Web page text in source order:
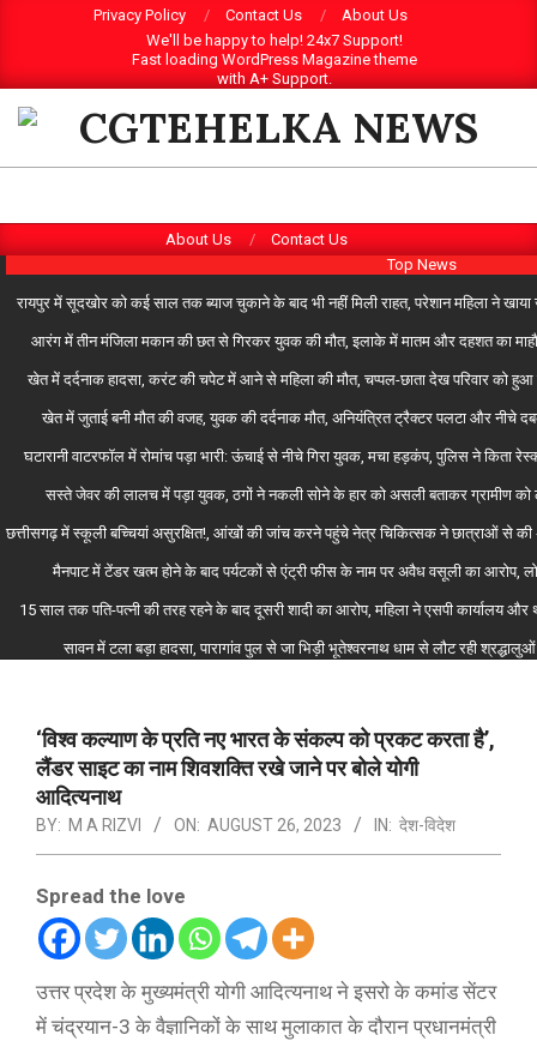
Privacy Policy Contact Us
About Us
We'll be happy to help! 24x7 Support!
Fast loading WordPress Magazine theme
with A+ Support.
CGTEHELKA
Menu
About Us Contact Us
Top News
रायपुर में सूदखोर को कई साल तक ब्याज चुकाने के बाद भी नहीं मिली राहत, परेशान महिला ने
आरंग में तीन मंजिला मकान की छत से गिरकर युवक की मौत, इलाके में मातम और दहशत का
खेत में दर्दनाक हादसा, करंट की चपेट में आने से महिला की मौत, चप्पल-छाता देख परिवार को
खेत में जुताई बनी मौत की वजह, युवक की दर्दनाक मौत, अनियंत्रित ट्रैक्टर पलटा और नीचे
घटारानी वाटरफॉल में रोमांच पड़ा भारी: ऊंचाई से नीचे गिरा युवक, मचा हड़कंप, पुलिस ने किता
सस्ते जेवर की लालच में पड़ा युवक, ठगों ने नकली सोने के हार को असली बताकर ग्रामीण को
छत्तीसगढ़ में स्कूली बच्चियां असुरक्षित!, आंखों की जांच करने पहुंचे नेत्र चिकित्सक ने छात्राओं से
मैनपाट में टेंडर खत्म होने के बाद पर्यटकों से एंट्री फीस के नाम पर अवैध वसूली का आरोप,
15 साल तक पति-पत्नी की तरह रहने के बाद दूसरी शादी का आरोप, महिला ने एसपी कार्यालय
सावन में टला बड़ा हादसा, पारागांव पुल से जा भिड़ी भूतेश्वरनाथ धाम से लौट रही
‘विश्व कल्याण के प्रति नए भारत के संकल्प को प्रकट करता है’,
लैंडर साइट का नाम शिवशक्ति रखे जाने पर बोले योगी
आदित्यनाथ
BY: M A RIZVI ON: AUGUST 26, 2023 IN: देश-विदेश
Spread the love
उत्तर प्रदेश के मुख्‍यमंत्री योगी आदित्‍यनाथ ने इसरो के कमांड सेंटर
में चंद्रयान-3 के वैज्ञानिकों के साथ मुलाकात के दौरान प्रधानमंत्री